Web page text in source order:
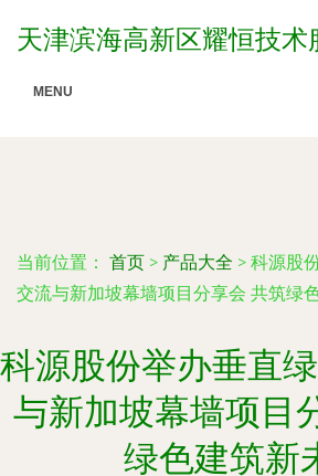
天津滨海高新区耀恒技术
MENU
当前位置： 首页 > 产品大全 > 科源股
交流与新加坡幕墙项目分享会 共筑绿
科源股份举办垂直
与新加坡幕墙项目
绿色建筑新